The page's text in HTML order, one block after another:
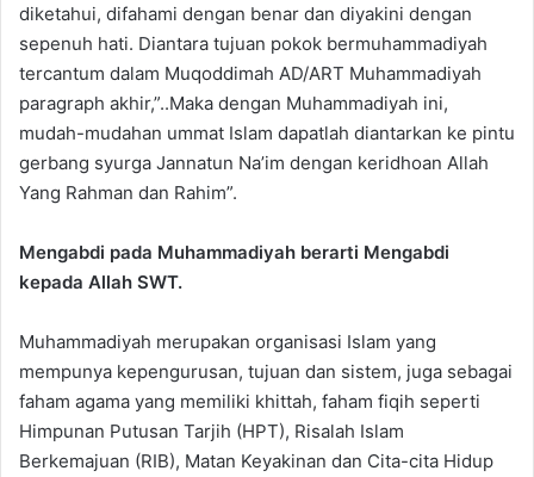
diketahui, difahami dengan benar dan diyakini dengan
sepenuh hati. Diantara tujuan pokok bermuhammadiyah
tercantum dalam Muqoddimah AD/ART Muhammadiyah
paragraph akhir,”..Maka dengan Muhammadiyah ini,
mudah-mudahan ummat Islam dapatlah diantarkan ke pintu
gerbang syurga Jannatun Na’im dengan keridhoan Allah
Yang Rahman dan Rahim”.
Mengabdi pada Muhammadiyah berarti Mengabdi
kepada Allah SWT.
Muhammadiyah merupakan organisasi Islam yang
mempunya kepengurusan, tujuan dan sistem, juga sebagai
faham agama yang memiliki khittah, faham fiqih seperti
Himpunan Putusan Tarjih (HPT), Risalah Islam
Berkemajuan (RIB), Matan Keyakinan dan Cita-cita Hidup